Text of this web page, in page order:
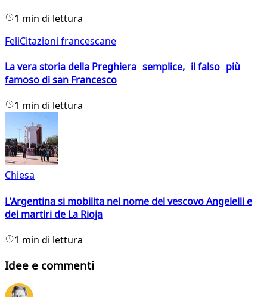
1 min di lettura
FeliCitazioni francescane
La vera storia della Preghiera semplice, il falso più
famoso di san Francesco
1 min di lettura
Chiesa
L'Argentina si mobilita nel nome del vescovo Angelelli e
dei martiri de La Rioja
1 min di lettura
Idee e commenti